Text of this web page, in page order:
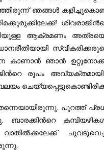
ഞങ്ങള്‍
ആക്രമണം
കാണാന്‍ ഞാന്‍
രൂപം
പുറത്ത്‌
ബാരക്കിന്‍റെ
വാതില്‍ക്കലേക്ക്‌